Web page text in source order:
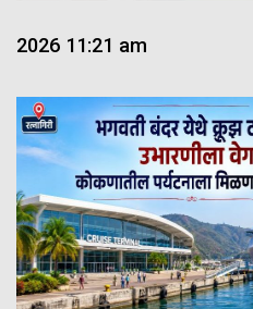
2026 11:21 am